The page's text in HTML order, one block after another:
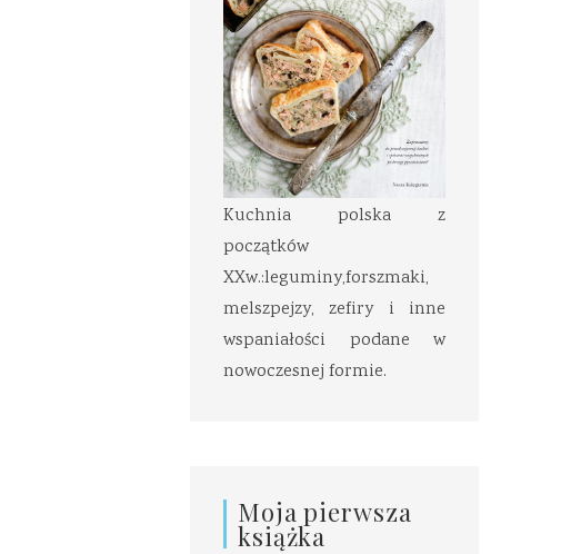
Kuchnia polska z
początków
XXw.:leguminy,forszmaki,
melszpejzy, zefiry i inne
wspaniałości podane w
nowoczesnej formie.
Moja pierwsza
książka